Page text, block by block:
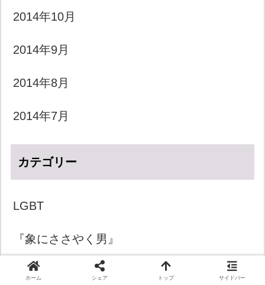
2014年10月
2014年9月
2014年8月
2014年7月
カテゴリー
LGBT
『象にささやく男』
きょうのダジャレ
ホーム シェア トップ サイドバー